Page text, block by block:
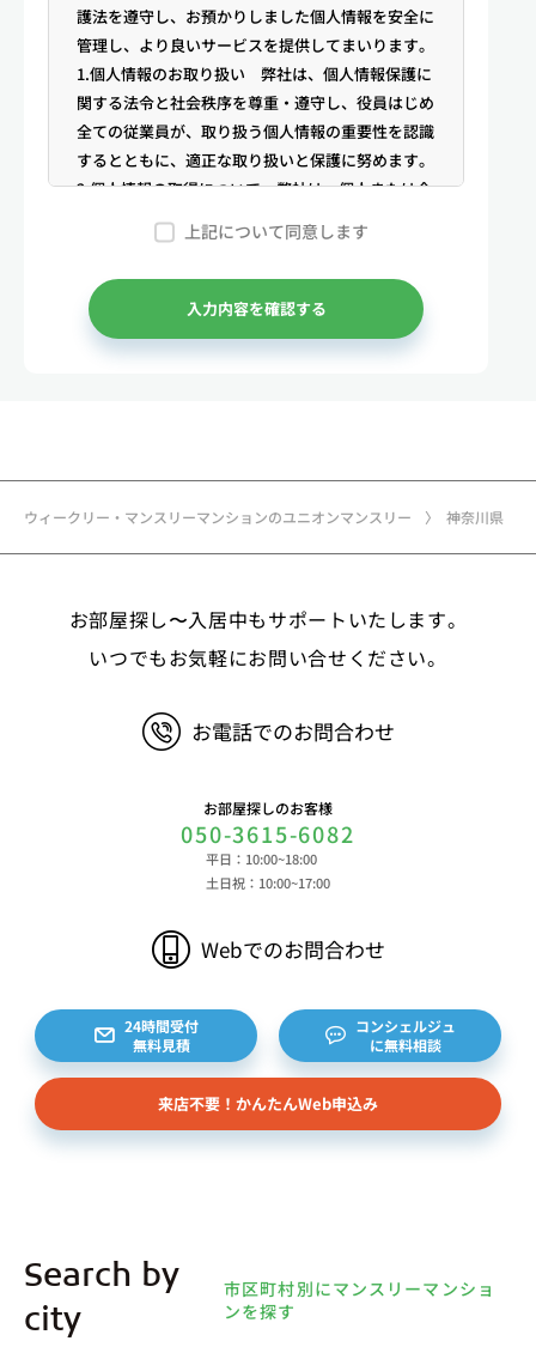
ウィークリー・マンスリーマンションのユニオンマンスリー 神奈川県
護法を遵守し、お預かりしました個人情報を安全に
管理し、より良いサービスを提供してまいります。
1.個人情報のお取り扱い 弊社は、個人情報保護に
関する法令と社会秩序を尊重・遵守し、役員はじめ
全ての従業員が、取り扱う個人情報の重要性を認識
するとともに、適正な取り扱いと保護に努めます。
2.個人情報の取得について 弊社は、個人または企
業からの電話・メール等のお問合せや公開情報（登
記簿謄本、電話帳、インターネット掲載情報等）な
どから適法かつ公正な手段により個人情報を取得い
たします。
3.弊社が保有する個人情報 （1）マンスリー物件
メールアドレス、アカウントのIDおよびパスワー
等 ③決済に関する情報 クレジットカードに関す
ービスのご利用に際して取得する情報 端末識別
子、広告識別子、IPアドレス、クッキーデータおよ
閲覧時刻、リファラー情報ならびにクッキーIDや広
対するお問い合わせ・ご連絡等に関する情報等 ま
た、お客様の個人情報は、弊社のデータベースシス
テムに登録されます。登録されるお客様の個人情報
積書等をもとに登録されます。 （2）弊社と賃貸
借契約を締結している不動産所有者様および所有者
約等のお問合せをいただいた個人または企業、イン
ターネット上の不動産オーナーサイト等からの査定
依頼者、 公開情報などから取得した不動産所有者
様（以下総称して「オーナー様」といいます）の個
人情報を取得します。取得する個人情報は、上記
下記（1）～（13）における利用目的のために利用
し、また、利用目的を達成するために必要な範囲で
上記について同意します
入力内容を確認する
お部屋探し〜入居中もサポートいたします。
いつでもお気軽にお問い合せください。
お電話でのお問合わせ
お部屋探しのお客様
050-3615-6082
平日：10:00~18:00
土日祝：10:00~17:00
Webでのお問合わせ
24時間受付
無料見積
コンシェルジュ
に無料相談
来店不要！かんたんWeb申込み
Search by
city
市区町村別にマンスリーマンショ
ンを探す